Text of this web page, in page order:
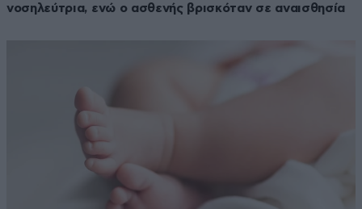
νοσηλεύτρια, ενώ ο ασθενής βρισκόταν σε αναισθησία